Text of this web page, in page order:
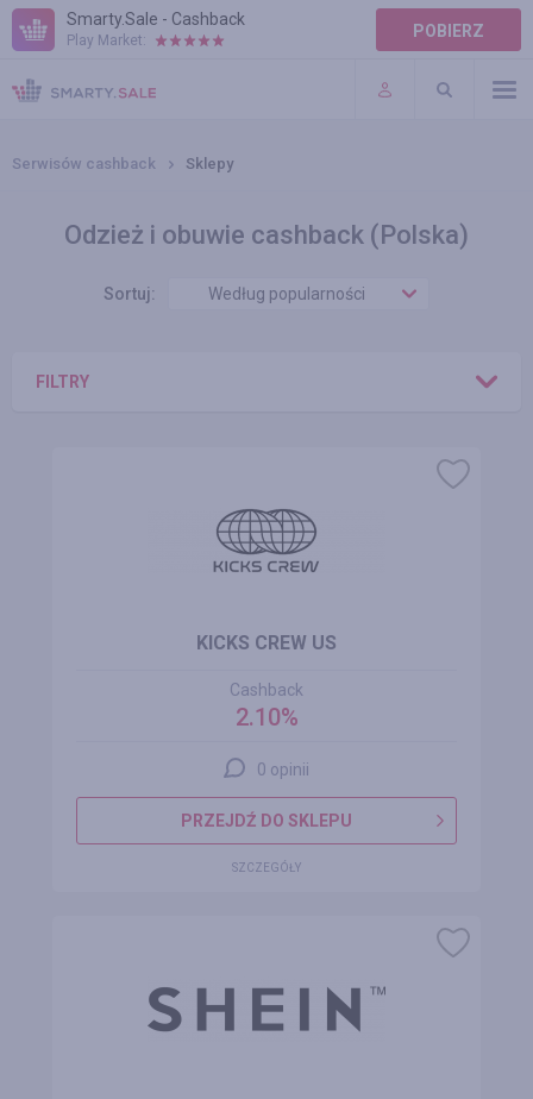
Smarty.Sale - Cashback
Play Market: POBIERZ
POMOC
WARUNKI
Serwisów cashback Sklepy
Odzież i obuwie cashback (Polska)
Sortuj: Według popularności
FILTRY
KICKS CREW US
Cashback
2.10%
0 opinii
PRZEJDŹ DO SKLEPU
SZCZEGÓŁY